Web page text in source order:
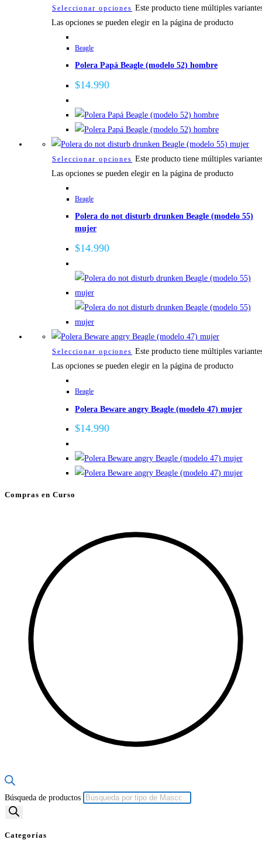
Seleccionar opciones Este producto tiene múltiples
Las opciones se pueden elegir en la página de producto
Beagle
Polera Papá Beagle (modelo 52) hombre
$14.990
Seleccionar opciones Este producto tiene múltiples
Las opciones se pueden elegir en la página de producto
Beagle
Polera do not disturb drunken Beagle (modelo 55)
mujer
$14.990
Seleccionar opciones Este producto tiene múltiples
Las opciones se pueden elegir en la página de producto
Beagle
Polera Beware angry Beagle (modelo 47) mujer
$14.990
Compras en Curso
Búsqueda de productos
Categorías